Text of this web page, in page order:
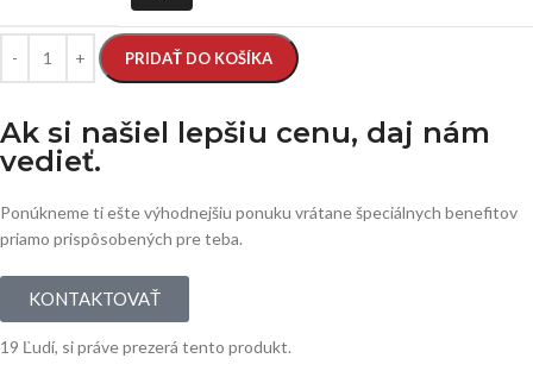
PRIDAŤ DO KOŠÍKA
Ak si našiel lepšiu cenu, daj nám
vedieť.
Ponúkneme ti ešte výhodnejšiu ponuku vrátane špeciálnych benefitov
priamo prispôsobených pre teba.
KONTAKTOVAŤ
19 Ľudí, si práve prezerá tento produkt.